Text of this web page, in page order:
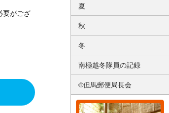
要がござ
夏
秋
冬
南極越冬隊員の記録
©但馬郵便局長会